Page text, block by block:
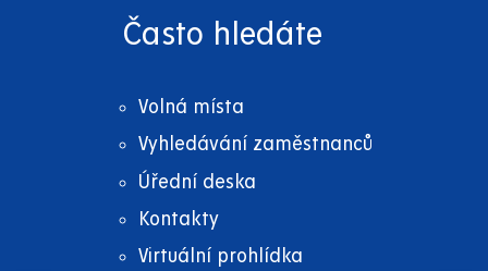
Často hledáte
Volná místa
Vyhledávání zaměstnanců
Úřední deska
Kontakty
Virtuální prohlídka